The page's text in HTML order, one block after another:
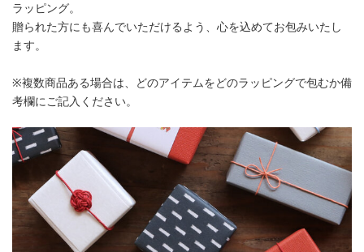
ラッピング。
贈られた方にも喜んでいただけるよう、心を込めてお包みいたし
ます。
※複数商品ある場合は、どのアイテムをどのラッピングで包むか備
考欄にご記入ください。